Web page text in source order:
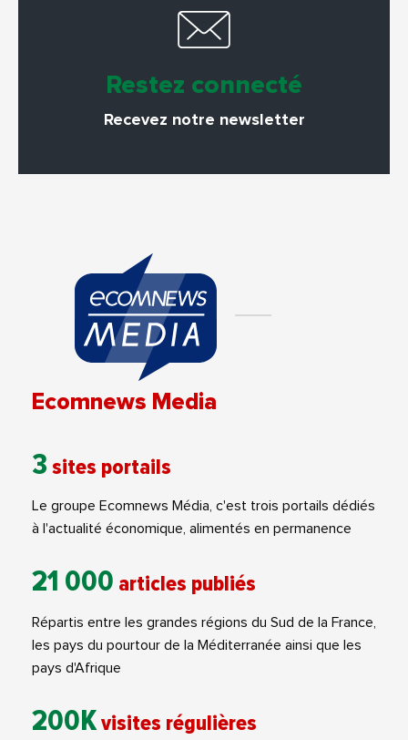
Restez connecté
Recevez notre newsletter
Ecomnews Media
3 sites portails
Le groupe Ecomnews Média, c'est trois portails dédiés
à l'actualité économique, alimentés en permanence
21 000 articles publiés
Répartis entre les grandes régions du Sud de la France,
les pays du pourtour de la Méditerranée ainsi que les
pays d'Afrique
200Kvisites régulières